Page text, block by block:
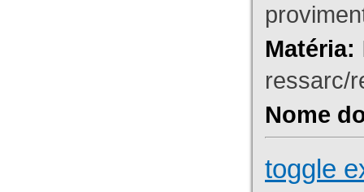
Matéria:
ressarc/
Nome
toggle